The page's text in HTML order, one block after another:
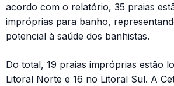
acordo com o relatório, 35 praias
impróprias para banho,
potencial à saúde dos banhistas.
Do total, 19 praias impróprias estão
Litoral Norte e 16 no Litoral Sul. A